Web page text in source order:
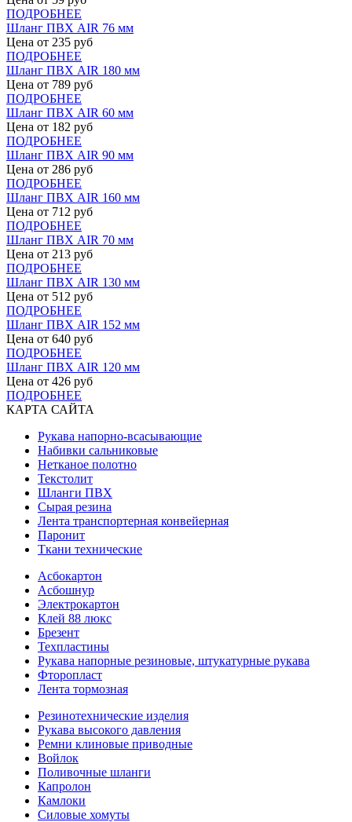
ПОДРОБНЕЕ
Шланг ПВХ AIR 76 мм
Цена от 235 руб
ПОДРОБНЕЕ
Шланг ПВХ AIR 180 мм
Цена от 789 руб
ПОДРОБНЕЕ
Шланг ПВХ AIR 60 мм
Цена от 182 руб
ПОДРОБНЕЕ
Шланг ПВХ AIR 90 мм
Цена от 286 руб
ПОДРОБНЕЕ
Шланг ПВХ AIR 160 мм
Цена от 712 руб
ПОДРОБНЕЕ
Шланг ПВХ AIR 70 мм
Цена от 213 руб
ПОДРОБНЕЕ
Шланг ПВХ AIR 130 мм
Цена от 512 руб
ПОДРОБНЕЕ
Шланг ПВХ AIR 152 мм
Цена от 640 руб
ПОДРОБНЕЕ
Шланг ПВХ AIR 120 мм
Цена от 426 руб
ПОДРОБНЕЕ
КАРТА САЙТА
Рукава напорно-всасывающие
Набивки сальниковые
Нетканое полотно
Текстолит
Шланги ПВХ
Сырая резина
Лента транспортерная конвейерная
Паронит
Ткани технические
Асбокартон
Асбошнур
Электрокартон
Клей 88 люкс
Брезент
Техпластины
Рукава напорные резиновые, штукатурные рукава
Фторопласт
Лента тормозная
Резинотехнические изделия
Рукава высокого давления
Ремни клиновые приводные
Войлок
Поливочные шланги
Капролон
Камлоки
Силовые хомуты